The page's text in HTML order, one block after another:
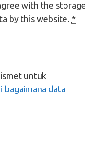
with the storage
by this website. *
untuk
bagaimana data